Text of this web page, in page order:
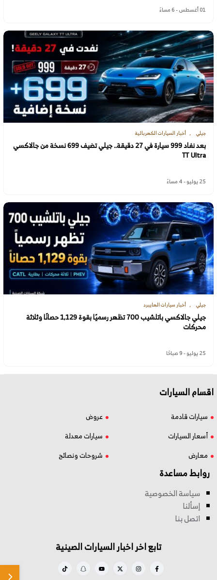
01 أغسطس - 6 مساءً
جيلي أخبار السيارات الكهربائية
بعد نفاد 999 سيارة في 27 دقيقة.. جيلي تضيف 699 نسخة من جالاكسي
TT Ultra
25 يوليو - 4 مساءً
جيلي أخبار سيارات الهايبرد
جيلي جالاكسي باتلشيب 700 تظهر رسميًا بقوة 1,129 حصانًا وثلاثة
محركات
25 يوليو - 9 صباحًا
اقسام السيارات
سيارات قادمة
عروض
أسعار السيارات
سيارات معدلة
معارض
شروحات ونصائح
روابط مساعدة
سياسة الخصوصية
إسألنا
اتصل بنا
تابع اخر اخبار السيارات الصينية